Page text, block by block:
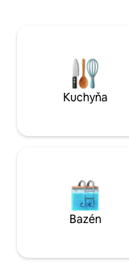
nás zakončite
bubliniek. Pokojný
spojenie a načerpanie
Kuchyňa
Bazén